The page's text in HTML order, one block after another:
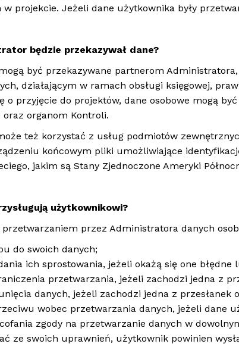
w projekcie. Jeżeli dane użytkownika były
będzie przekazywał dane?
być przekazywane partnerom
działającym w ramach obsługi księgowej,
o przyjęcie do projektów, dane osobowe mogą
oraz organom Kontroli.
też korzystać z usług podmiotów
końcowym pliki umożliwiające
jakim są Stany Zjednoczone Ameryki
użytkownikowi?
przez Administratora danych
do swoich danych;
ich sprostowania, jeżeli okażą się one błędne
przetwarzania, jeżeli zachodzi jedna z
danych, jeżeli zachodzi jedna z przesłanek
wobec przetwarzania danych, jeżeli dane
zgody na przetwarzanie danych w
ze swoich uprawnień, użytkownik powinien